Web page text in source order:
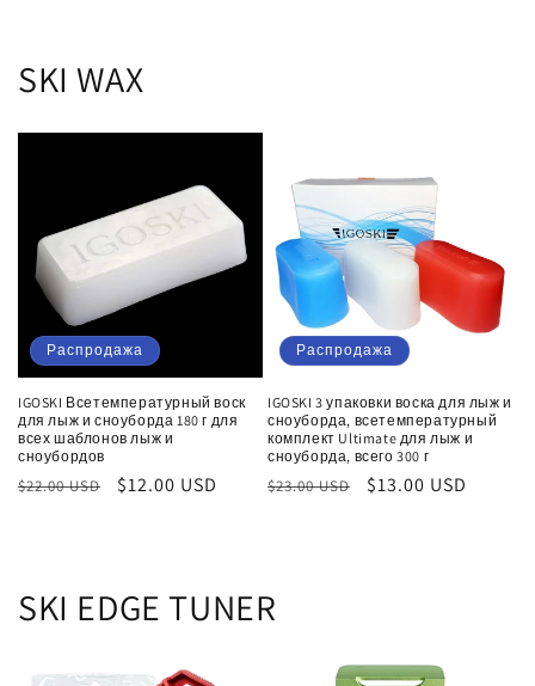
л
е
и
я
SKI WAX
Распродажа
IGOSKI Всетемпературный воск
для лыж и сноуборда 180 г для
всех шаблонов лыж и
сноубордов
Обычная
$22.00 USD
Цена
$12.00 USD
Распродажа
IGOSKI 3 упаковки воска для лыж и
сноуборда, всетемпературный
комплект Ultimate для лыж и
сноуборда, всего 300 г
Обычная
$23.00 USD
Цена
$13.00 USD
SKI EDGE TUNER